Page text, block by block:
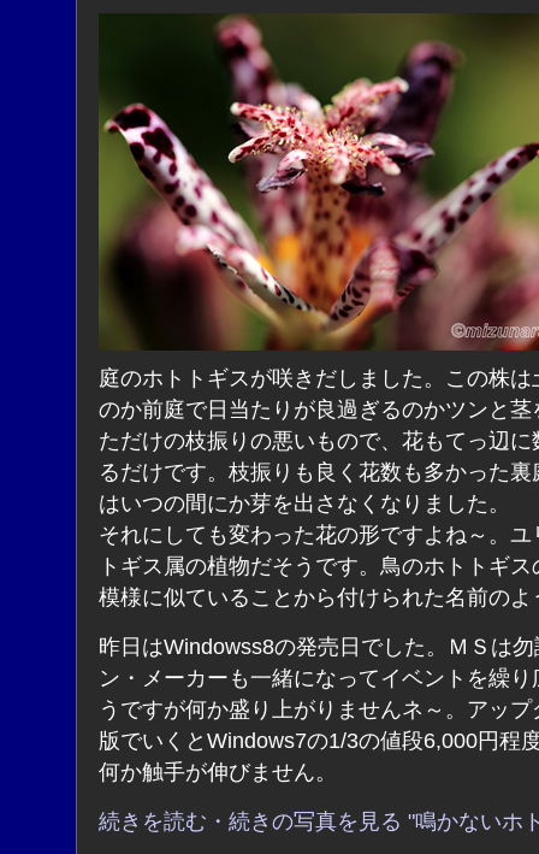
庭のホトトギスが咲きだしました。この株は
のか前庭で日当たりが良過ぎるのかツンと茎
ただけの枝振りの悪いもので、花もてっ辺に
るだけです。枝振りも良く花数も多かった裏
はいつの間にか芽を出さなくなりました。
それにしても変わった花の形ですよね～。ユ
トギス属の植物だそうです。鳥のホトトギス
模様に似ていることから付けられた名前のよ
昨日はWindowss8の発売日でした。ＭＳは
ン・メーカーも一緒になってイベントを繰り
うですが何か盛り上がりませんネ～。アップ
版でいくとWindows7の1/3の値段6,000円程
何か触手が伸びません。
続きを読む・続きの写真を見る "鳴かないホ